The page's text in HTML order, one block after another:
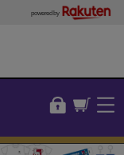
powered by